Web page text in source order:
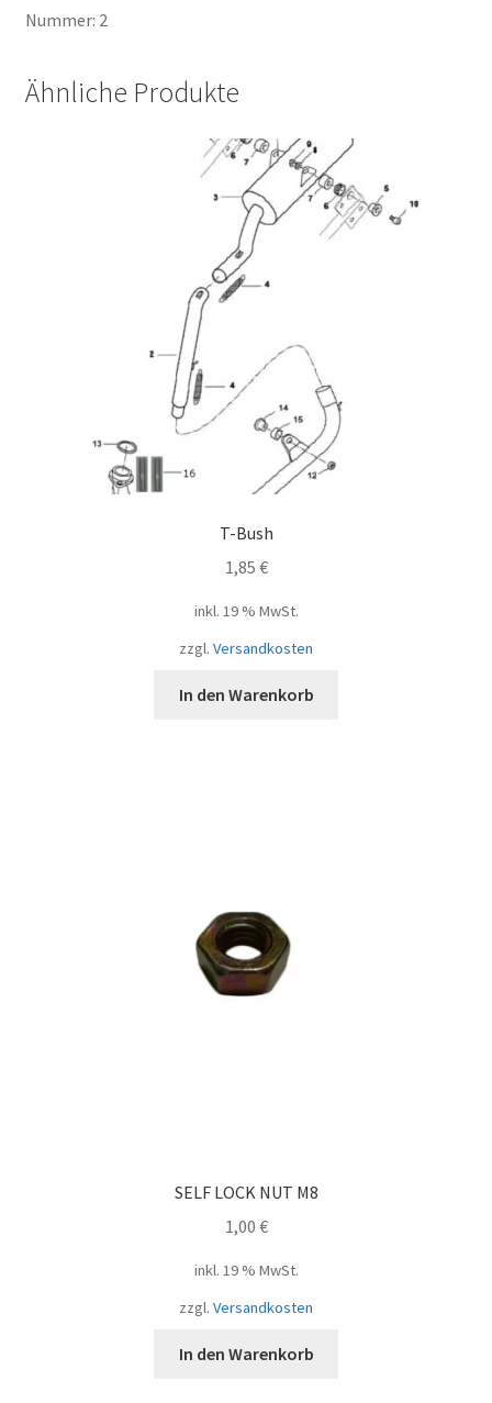
Nummer: 2
Ähnliche Produkte
T-Bush
1,85 €
inkl. 19 % MwSt.
zzgl. Versandkosten
In den Warenkorb
SELF LOCK NUT M8
1,00 €
inkl. 19 % MwSt.
zzgl. Versandkosten
In den Warenkorb